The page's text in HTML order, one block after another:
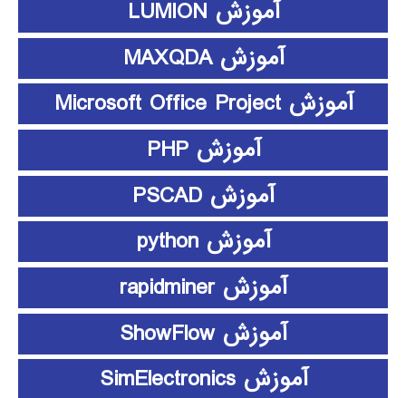
آموزش LUMION
آموزش MAXQDA
آموزش Microsoft Office Project
آموزش PHP
آموزش PSCAD
آموزش python
آموزش rapidminer
آموزش ShowFlow
آموزش SimElectronics